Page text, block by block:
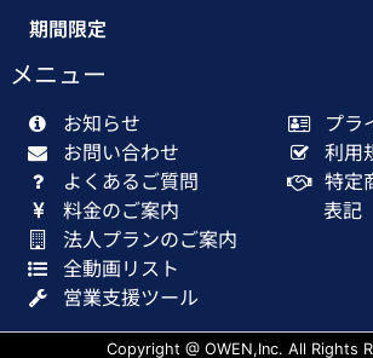
期間限定
メニュー
お知らせ
お問い合わせ
よくあるご質問
料金のご案内
法人プランのご案内
全動画リスト
営業支援ツール
プラ
利用
特定
表記
Copyright @ OWEN,Inc. All Rights